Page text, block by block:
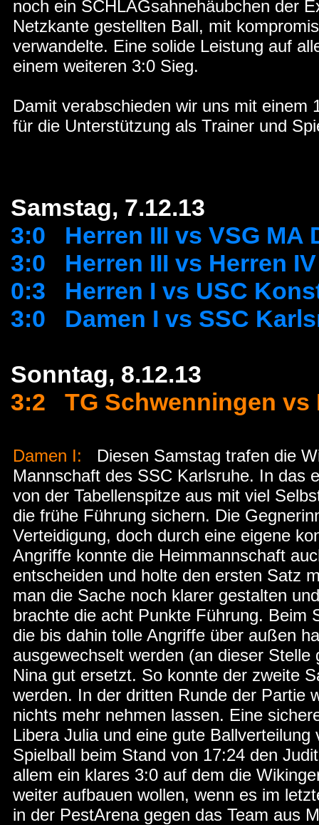
noch ein SCHLAGsahnehäubchen der
Netzkante gestellten Ball, mit
verwandelte. Eine solide Leistung auf
einem weiteren 3:0 Sieg.
Damit verabschieden wir uns mit einem
für die Unterstützung als Trainer und
Samstag, 7.12.13
3:0 Herren III vs VSG MA
3:0 Herren III vs Herren IV
0:3 Herren I vs USC
3:0 Damen I vs SSC
Sonntag, 8.12.13
3:2 TG Schwenningen vs
Damen I:
Diesen Samstag trafen die
Mannschaft des SSC Karlsruhe. In das
von der Tabellenspitze aus mit viel
die frühe Führung sichern. Die
Verteidigung, doch durch eine eigene
Angriffe konnte die Heimmannschaft
entscheiden und holte den ersten Satz
man die Sache noch klarer gestalten
brachte die acht Punkte Führung. Beim
die bis dahin tolle Angriffe über außen
ausgewechselt werden (an dieser
Nina gut ersetzt. So konnte der zweite
werden. In der dritten Runde der Partie
nichts mehr nehmen lassen. Eine
Libera Julia und eine gute
Spielball beim Stand von 17:24 den
allem ein klares 3:0 auf dem die
weiter aufbauen wollen, wenn es im
in der PestArena gegen das Team aus